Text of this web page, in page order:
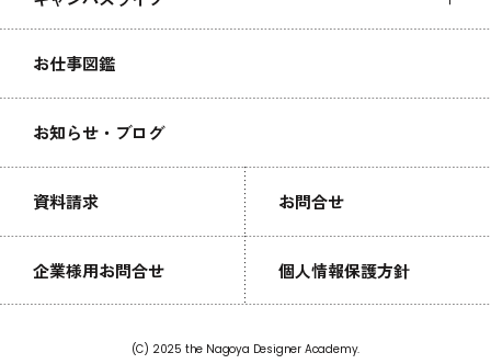
お仕事図鑑
お知らせ・ブログ
資料請求 お問合せ
企業様用お問合せ 個人情報保護方針
(C) 2025 the Nagoya Designer Academy.